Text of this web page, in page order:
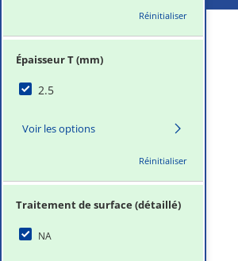
Réinitialiser
Épaisseur T (mm)
2.5
Voir les options
Réinitialiser
Traitement de surface (détaillé)
NA